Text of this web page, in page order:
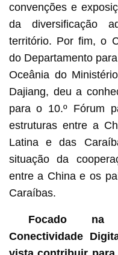
convenções e
da diversificação
território. Por fim, o
do Departamento
Oceânia do
Dajiang, deu a
para o 10.º Fórum
estruturas entre a
Latina e das
situação da
entre a China e os
Caraíbas.
Focado na
Conectividade